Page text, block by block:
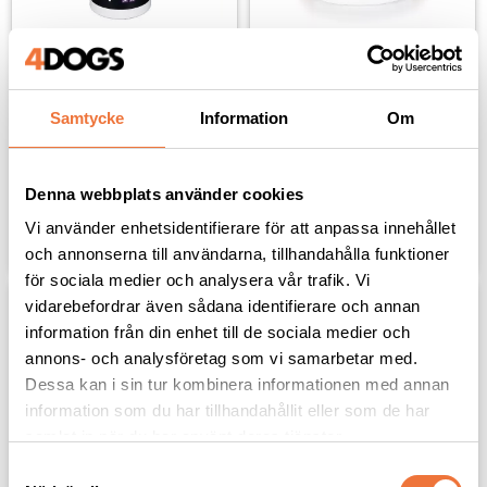
Samtycke Information Om
Denna webbplats använder cookies
Vi använder enhetsidentifierare för att anpassa innehållet
och annonserna till användarna, tillhandahålla funktioner
för sociala medier och analysera vår trafik. Vi
vidarebefordrar även sådana identifierare och annan
information från din enhet till de sociala medier och
annons- och analysföretag som vi samarbetar med.
Dessa kan i sin tur kombinera informationen med annan
information som du har tillhandahållit eller som de har
Show Tech+ Texture-IT
Powder svart
Puder med svart pigment för
trimning, volym och textur
Lägg till i favoriter
The Sentinel H11 Super
white runt kalkblock
För trimning, viteffekt och
volym
Lägg